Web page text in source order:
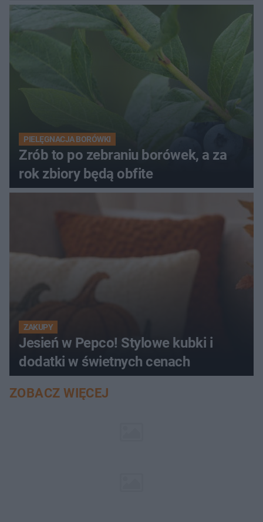
PIELĘGNACJA BORÓWKI
Zrób to po zebraniu borówek, a za
rok zbiory będą obfite
ZAKUPY
Jesień w Pepco! Stylowe kubki i
dodatki w świetnych cenach
ZOBACZ WIĘCEJ